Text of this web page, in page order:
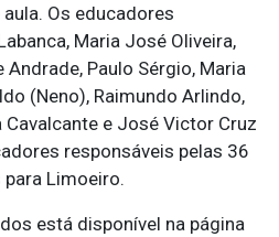
Os educadores
Maria José Oliveira,
Andrade, Paulo Sérgio, Maria
(Neno), Raimundo Arlindo,
Cavalcante e José Victor Cruz
responsáveis pelas 36
Limoeiro.
está disponível na página